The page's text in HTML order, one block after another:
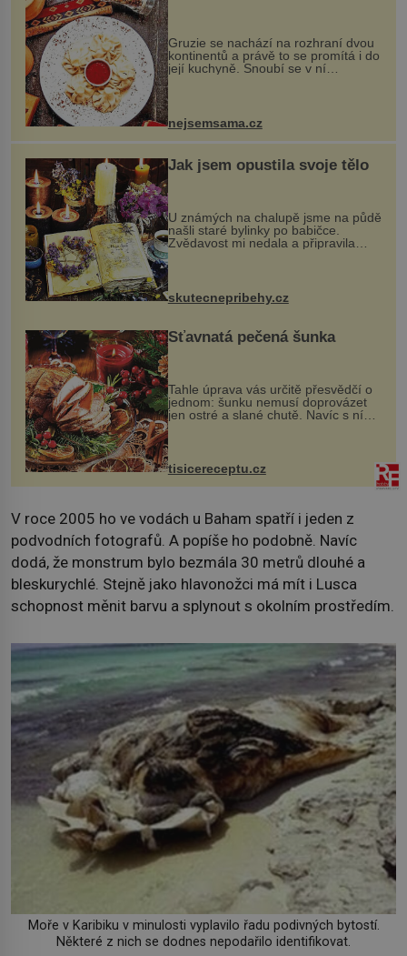
Gruzie se nachází na rozhraní dvou
kontinentů a právě to se promítá i do
její kuchyně. Snoubí se v ní
evropské a asijské chutě a díky tomu
pokrmy, které rozhodně st...
nejsemsama.cz
Jak jsem opustila svoje tělo
U známých na chalupě jsme na půdě
našli staré bylinky po babičce.
Zvědavost mi nedala a připravila
jsem si z nich lektvar… Zimní pobyt
na chalupě se pro mě vlastní vinou
změnil v děsivý zážitek, na kt...
skutecnepribehy.cz
Šťavnatá pečená šunka
Tahle úprava vás určitě přesvědčí o
jednom: šunku nemusí doprovázet
jen ostré a slané chutě. Navíc s ní
nakrmíte poměrně hodně hladových
krků. Ingredience sádlo 3 kg šunky
vcelku 3 stroužky česneku hl...
tisicereceptu.cz
V roce 2005 ho ve vodách u Baham spatří i jeden z
podvodních fotografů. A popíše ho podobně. Navíc
dodá, že monstrum bylo bezmála 30 metrů dlouhé a
bleskurychlé. Stejně jako hlavonožci má mít i Lusca
schopnost měnit barvu a splynout s okolním prostředím.
Moře v Karibiku v minulosti vyplavilo řadu podivných bytostí.
Některé z nich se dodnes nepodařilo identifikovat.